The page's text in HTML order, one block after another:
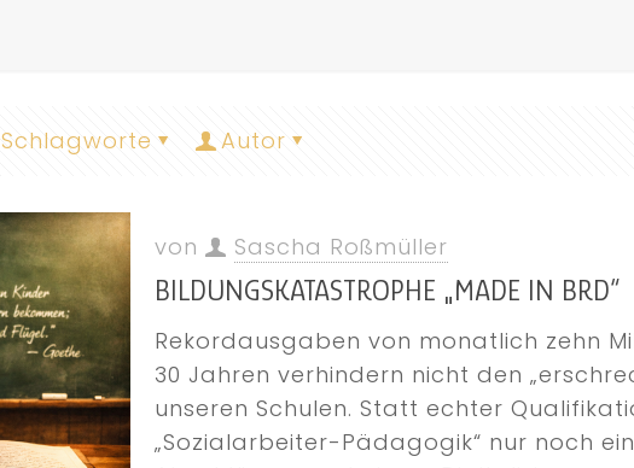
Schlagworte Autor
von Sascha Roßmüller
BILDUNGSKATASTROPHE „MADE IN BRD“
Rekordausgaben von monatlich zehn
30 Jahren verhindern nicht den
unseren Schulen. Statt echter
„Sozialarbeiter-Pädagogik“ nur noch